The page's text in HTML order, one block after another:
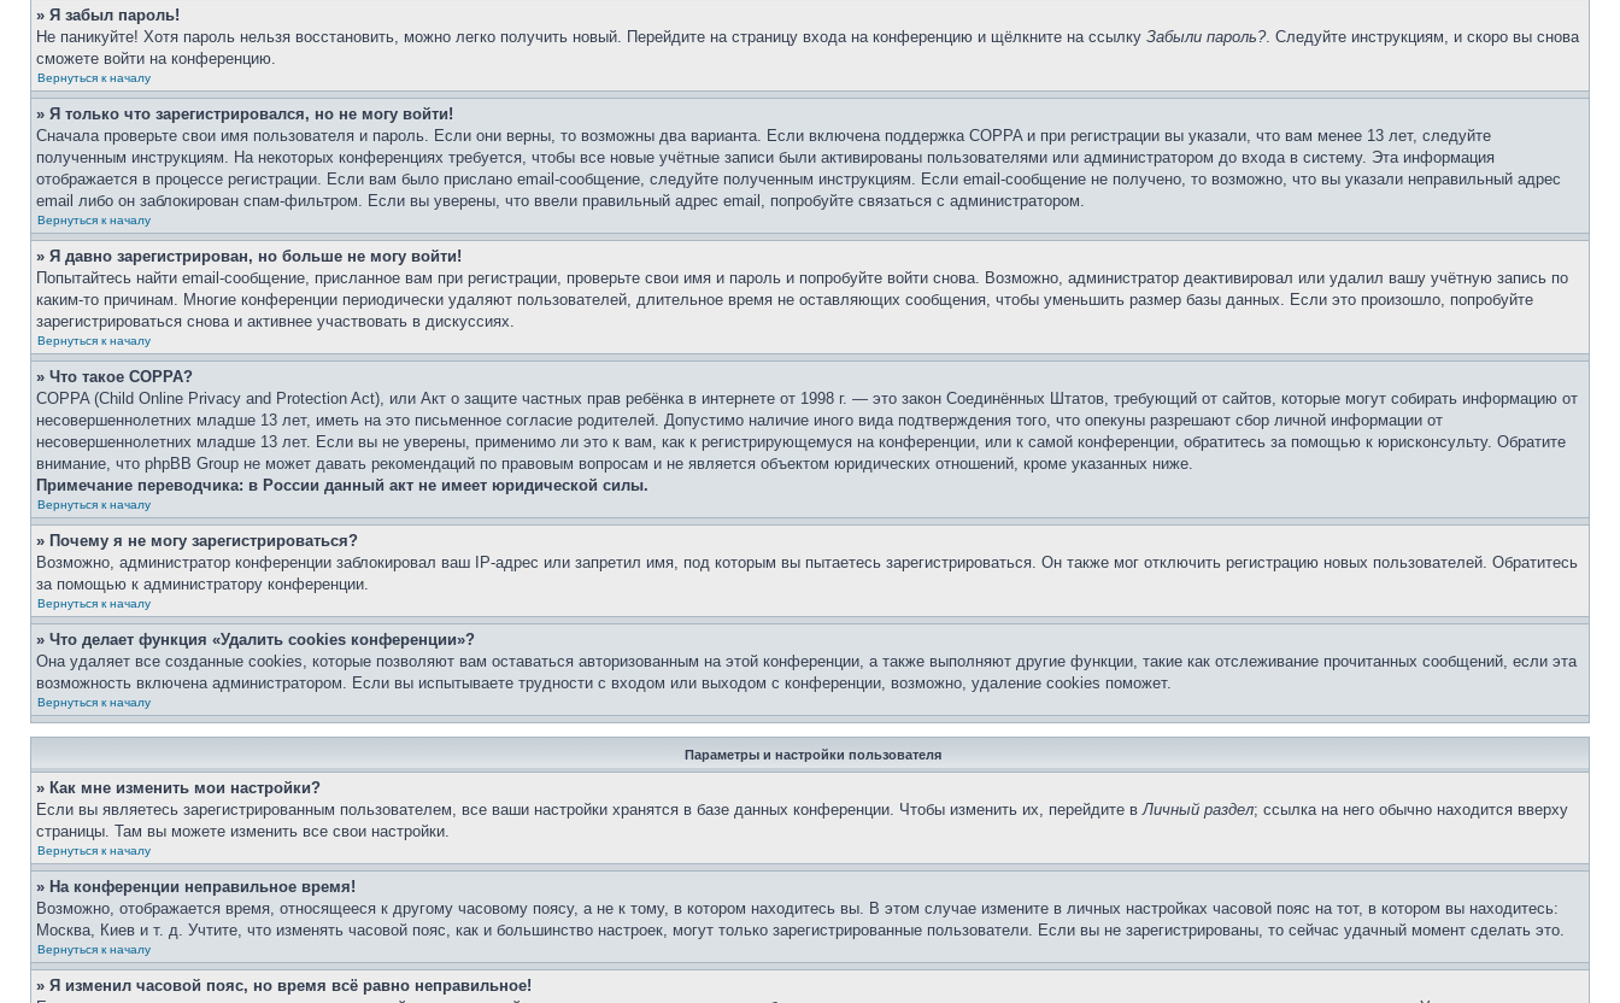
» Я забыл пароль!
Не паникуйте! Хотя пароль нельзя восстановить, можно легко получить новый. Перейдите на страницу входа на конференцию и щёлкните на ссылку Забыли пароль?. Следуйте инструкциям, и скоро вы снова
сможете войти на конференцию.
Вернуться к началу
» Я только что зарегистрировался, но не могу войти!
Сначала проверьте свои имя пользователя и пароль. Если они верны, то возможны два варианта. Если включена поддержка COPPA и при регистрации вы указали, что вам менее 13 лет, следуйте
полученным инструкциям. На некоторых конференциях требуется, чтобы все новые учётные записи были активированы пользователями или администратором до входа в систему. Эта информация
отображается в процессе регистрации. Если вам было прислано email-сообщение, следуйте полученным инструкциям. Если email-сообщение не получено, то возможно, что вы указали неправильный адрес
email либо он заблокирован спам-фильтром. Если вы уверены, что ввели правильный адрес email, попробуйте связаться с администратором.
Вернуться к началу
» Я давно зарегистрирован, но больше не могу войти!
Попытайтесь найти email-сообщение, присланное вам при регистрации, проверьте свои имя и пароль и попробуйте войти снова. Возможно, администратор деактивировал или удалил вашу учётную запись по
каким-то причинам. Многие конференции периодически удаляют пользователей, длительное время не оставляющих сообщения, чтобы уменьшить размер базы данных. Если это произошло, попробуйте
зарегистрироваться снова и активнее участвовать в дискуссиях.
Вернуться к началу
» Что такое COPPA?
COPPA (Child Online Privacy and Protection Act), или Акт о защите частных прав ребёнка в интернете от 1998 г. — это закон Соединённых Штатов, требующий от сайтов, которые могут собирать информацию от
несовершеннолетних младше 13 лет, иметь на это письменное согласие родителей. Допустимо наличие иного вида подтверждения того, что опекуны разрешают сбор личной информации от
несовершеннолетних младше 13 лет. Если вы не уверены, применимо ли это к вам, как к регистрирующемуся на конференции, или к самой конференции, обратитесь за помощью к юрисконсульту. Обратите
внимание, что phpBB Group не может давать рекомендаций по правовым вопросам и не является объектом юридических отношений, кроме указанных ниже.
Примечание переводчика: в России данный акт не имеет юридической силы.
Вернуться к началу
» Почему я не могу зарегистрироваться?
Возможно, администратор конференции заблокировал ваш IP-адрес или запретил имя, под которым вы пытаетесь зарегистрироваться. Он также мог отключить регистрацию новых пользователей. Обратитесь
за помощью к администратору конференции.
Вернуться к началу
» Что делает функция «Удалить cookies конференции»?
Она удаляет все созданные cookies, которые позволяют вам оставаться авторизованным на этой конференции, а также выполняют другие функции, такие как отслеживание прочитанных сообщений, если эта
возможность включена администратором. Если вы испытываете трудности с входом или выходом с конференции, возможно, удаление cookies поможет.
Вернуться к началу
Параметры и настройки пользователя
» Как мне изменить мои настройки?
Если вы являетесь зарегистрированным пользователем, все ваши настройки хранятся в базе данных конференции. Чтобы изменить их, перейдите вЛичный раздел; ссылка на него обычно находится вверху
страницы. Там вы можете изменить все свои настройки.
Вернуться к началу
» На конференции неправильное время!
Возможно, отображается время, относящееся к другому часовому поясу, а не к тому, в котором находитесь вы. В этом случае измените в личных настройках часовой пояс на тот, в котором вы находитесь:
Москва, Киев и т. д. Учтите, что изменять часовой пояс, как и большинство настроек, могут только зарегистрированные пользователи. Если вы не зарегистрированы, то сейчас удачный момент сделать это.
Вернуться к началу
» Я изменил часовой пояс, но время всё равно неправильное!